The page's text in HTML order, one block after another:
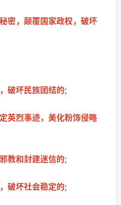
密，颠覆国家政权，破坏
破坏民族团结的;
英烈事迹，美化粉饰侵略
教和封建迷信的;
破坏社会稳定的;